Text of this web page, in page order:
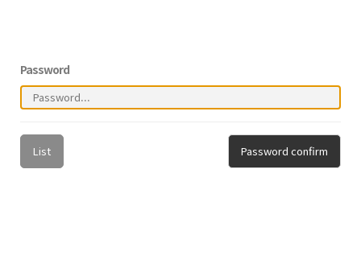
Password
List Password confirm